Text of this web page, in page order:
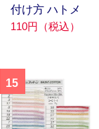
付け方 ハトメ
110円（税込）
15